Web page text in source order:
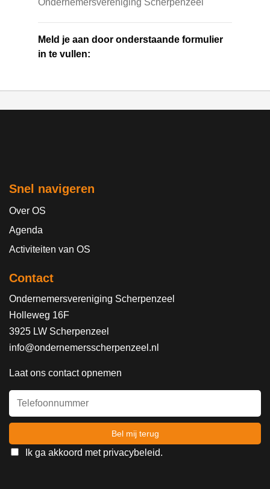
Ondernemersvereniging Scherpenzeel
Meld je aan door onderstaande formulier
in te vullen:
Snel navigeren
Over OS
Agenda
Activiteiten van OS
Contact
Ondernemersvereniging Scherpenzeel
Holleweg 16F
3925 LW Scherpenzeel
info@ondernemersscherpenzeel.nl
Laat ons contact opnemen
Ik ga akkoord met privacybeleid.